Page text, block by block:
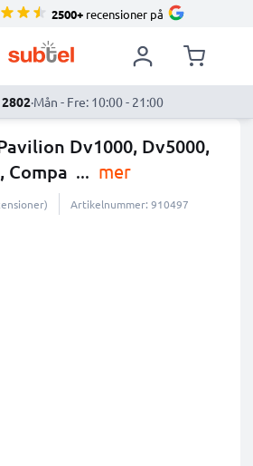
2500+ recensioner på
·Mån - Fre: 10:00 - 21:00
Dv1000, Dv5000,
Compa ... mer
Artikelnummer: 910497